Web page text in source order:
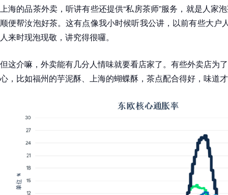
上海的品茶外卖，听讲有些还提供“私房茶师”服务，就是人家
顺便帮汝泡好茶。这有点像我小时候听我公讲，以前有些大户
人来时现泡现敬，讲究得很囉。
但这介嘛，外卖能有几分人情味就要看店家了。有些外卖店为
心，比如福州的芋泥酥、上海的蝴蝶酥，茶点配合得好，味道